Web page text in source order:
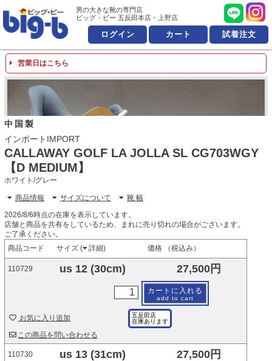
男の大きな靴の専門店 ビッ
男の大きな靴の専門店
ビッグ・ビー 五反田本店・上野店
ログイン カート 試着注文
営業日はこちら
中国製
インポートIMPORT
CALLAWAY GOLF LA JOLLA SL CG703WGY
【D MEDIUM】
ホワイト/グレー
商品情報 サイズについて 靴 幅
2026/8/6時点の在庫を表示しています。
店舗と商品を共有をしているため、まれに売り切れの場合がございます。
ご了承ください。
商品コード
サイズ ( 詳細) 価格 （税込み）
110729 us 12 (30cm) 27,500円
カートに入れる
add to cart
五反田店
在庫あります
お気に入り追加
この商品を問い合わせる
110730 us 13 (31cm) 27,500円